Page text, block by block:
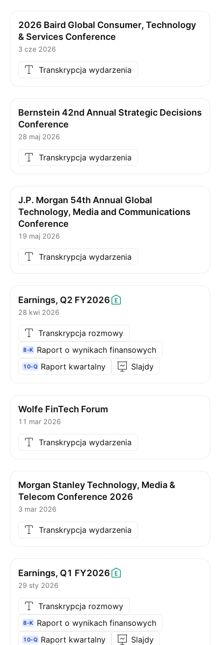
2026 Baird Global Consumer, Technology
& Services Conference
3 cze 2026
Transkrypcja wydarzenia
Bernstein 42nd Annual Strategic Decisions
Conference
28 maj 2026
Transkrypcja wydarzenia
J.P. Morgan 54th Annual Global
Technology, Media and Communications
Conference
19 maj 2026
Transkrypcja wydarzenia
Earnings, Q2 FY2026
28 kwi 2026
Transkrypcja rozmowy
8-K Raport o wynikach finansowych
10-Q Raport kwartalny Slajdy
Wolfe FinTech Forum
11 mar 2026
Transkrypcja wydarzenia
Morgan Stanley Technology, Media &
Telecom Conference 2026
3 mar 2026
Transkrypcja wydarzenia
Earnings, Q1 FY2026
29 sty 2026
Transkrypcja rozmowy
8-K Raport o wynikach finansowych
10-Q Raport kwartalny Slajdy